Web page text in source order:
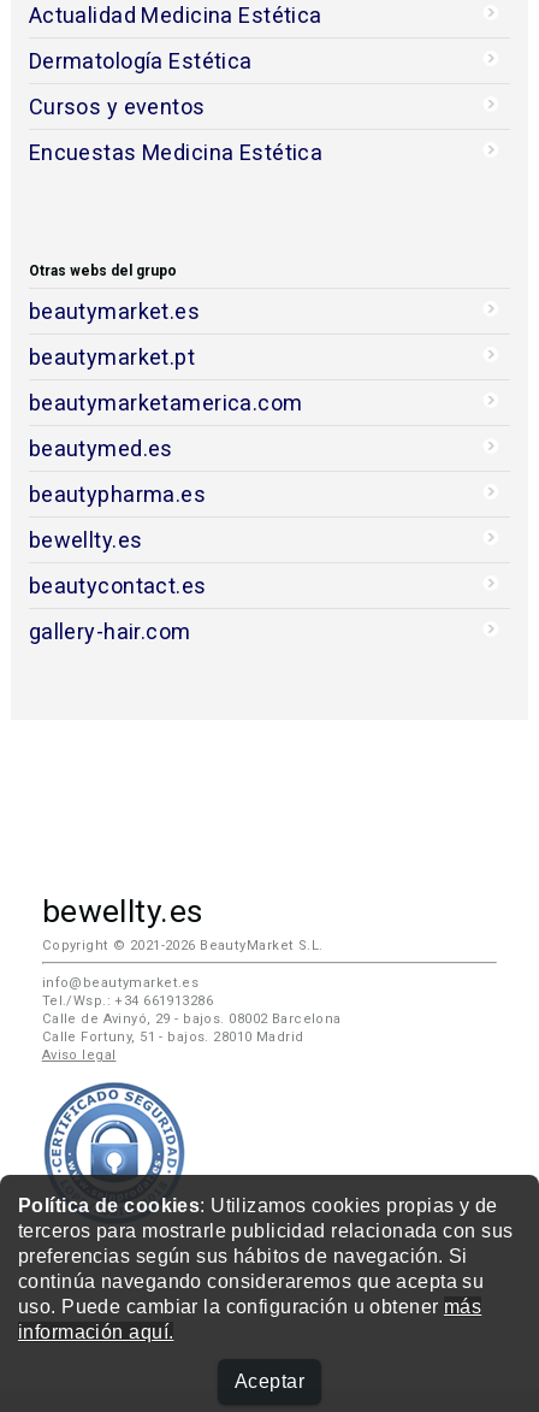
Política de cookies: Utilizamos cookies propias y de
terceros para mostrarle publicidad relacionada con sus
preferencias según sus hábitos de navegación. Si
continúa navegando consideraremos que acepta su
uso. Puede cambiar la configuración u obtener más
información aquí.
Aceptar
Actualidad Medicina Estética
Dermatología Estética
Cursos y eventos
Encuestas Medicina Estética
Otras webs del grupo
beautymarket.es
beautymarket.pt
beautymarketamerica.com
beautymed.es
beautypharma.es
bewellty.es
beautycontact.es
gallery-hair.com
bewellty.es
Copyright © 2021-2026 BeautyMarket S.L.
info@beautymarket.es
Tel./Wsp.: +34 661913286
Calle de Avinyó, 29 - bajos. 08002 Barcelona
Calle Fortuny, 51 - bajos. 28010 Madrid
Aviso legal